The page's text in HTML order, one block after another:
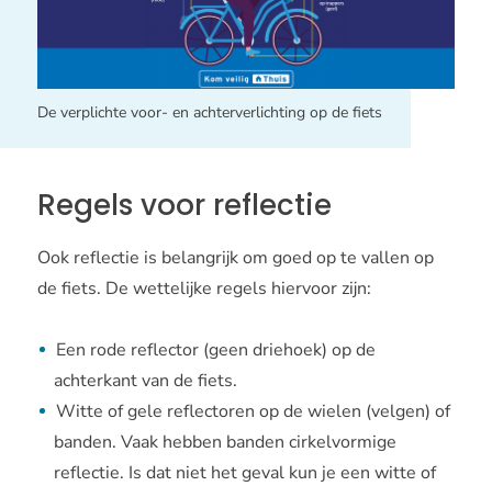
De verplichte voor- en achterverlichting op de fiets
Regels voor reflectie
Ook reflectie is belangrijk om goed op te vallen op
de fiets. De wettelijke regels hiervoor zijn:
Een rode reflector (geen driehoek) op de
achterkant van de fiets.
Witte of gele reflectoren op de wielen (velgen) of
banden. Vaak hebben banden cirkelvormige
reflectie. Is dat niet het geval kun je een witte of